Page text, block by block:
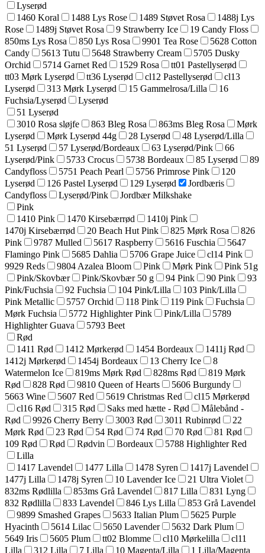
Lyserød
1460 Koral
1488 Lys Rose 1489 Støvet Rosa
1488j Lys
Rose
1489j Støvet Rosa 9 Strawberry Ice
19 Candy Floss
850ms Lys Rosa
850 Lys Rosa 9901 Tea Rose
5628 Cotton
Candy
5613 Tutu 5648 Strawberry Cream
5705 Dusky
Orchid
5714 Garnet Red 1529 Rosa
tt01 Pastellyserød
tt03 Mørk Lyserød
tt36 Lyserød cl12 Pastellyserød
cl13
Lyserød
313 Mørk Lyserød 15 Gammelrosa/Lilla
16
Fuchsia/Lyserød
Lyserød
51 Lyserød
3010 Rosa sløjfe
863 Bleg Rosa 863ms Bleg Rosa
Mørk
Lyserød
Mørk Lyserød 44g 28 Lyserød
48 Lyserød/Lilla
51 Lyserød
57 Lyserød/Bordeaux 63 Lyserød/Pink
66
Lyserød/Pink
5733 Crocus 5738 Bordeaux 85 Lyserød
89
Candyfloss
5751 Peach Pearl 5756 Primrose Pink
120
Lyserød
126 Pastel Lyserød 129 Lyserød
Jordbæris
Candyfloss
Lyserød/Pink
Jordbær Milkshake
Pink
1410 Pink
1470 Kirsebærrød
1410j Pink
1470j Kirsebærrød
20 Beach Hut Pink 825 Mørk Rosa
826
Pink
9787 Mulled 5617 Raspberry 5616 Fuschia
5647
Flamingo Pink
5685 Dahlia 5706 Grape Juice
cl14 Pink
9929 Reds
9804 Azalea Bloom Pink Mørk Pink
Pink 51g
Pink/Skovbær
Pink/Skovbær 50 g 94 Pink 90 Pink
93
Pink/Fuchsia
92 Fuchsia 104 Pink/Lilla
103 Pink/Lilla
Pink Metallic
5757 Orchid 118 Pink 119 Pink
Fuchsia
Mørk Fuchsia
5772 Highlighter Pink Pink/Lilla
5789
Highlighter Guava
5793 Beet
Rød
1411 Rød
1412 Mørkerød 1454 Bordeaux
1411j Rød
1412j Mørkerød
1454j Bordeaux 13 Cherry Ice
8
Watermelon Ice
819ms Mørk Rød 828ms Rød
819 Mørk
Rød
828 Rød 9810 Queen of Hearts
5606 Burgundy
5663 Wine
5607 Red 5619 Christmas Red
cl15 Mørkerød
cl16 Rød
315 Rød Saks med hætte - Rød
Målebånd -
Rød
9926 Cherry Berry 3003 Rød 3011 Rubinrød
22
Mørk Rød
23 Rød 54 Rød 74 Rød 70 Rød
81 Rød
109 Rød
Rød Rødvin Bordeaux
5788 Highlighter Red
Lilla
1417 Lavendel
1477 Lilla 1478 Syren
1417j Lavendel
1477j Lilla
1478j Syren 10 Lavender Ice
21 Ultra Violet
832ms Rødlilla
853ms Grå Lavendel 817 Lilla
831 Lyng
832 Rødlilla
833 Lavendel 846 Lys Lilla
853 Grå Lavendel
9899 Smashed Grapes
5633 Italian Plum
5625 Purple
Hyacinth
5614 Lilac 5650 Lavender
5632 Dark Plum
5649 Iris
5605 Plum tt02 Blomme cl10 Mørkelilla
cl11
Lilla
312 Lilla 7 Lilla 10 Magenta/Lilla 1 Lilla/Magenta